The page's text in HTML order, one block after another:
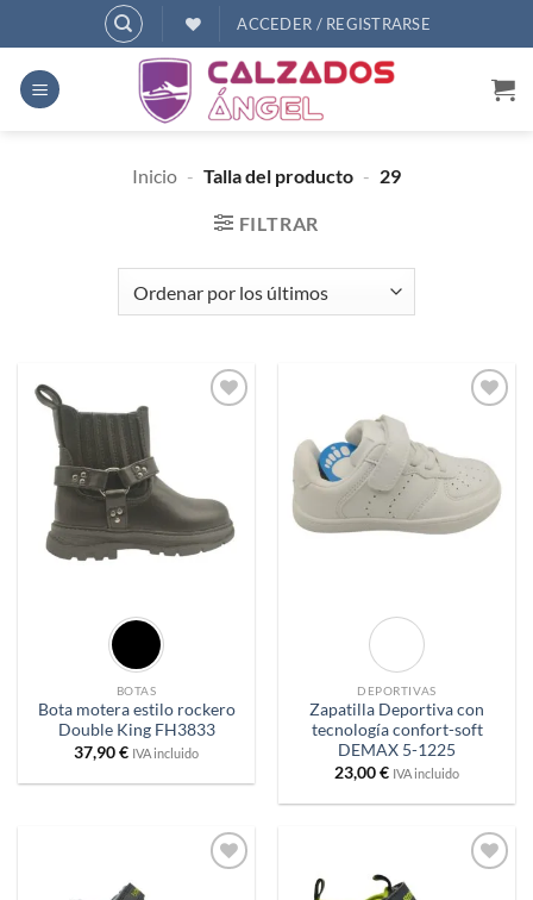
al
contenido
ACCEDER / REGISTRARSE
Inicio - Talla del producto - 29
FILTRAR
BOTAS
Bota motera estilo rockero
Double King FH3833
37,90€ IVA incluido
deseos
DEPORTIVAS
Zapatilla Deportiva con
tecnología confort-soft
DEMAX 5-1225
23,00€ IVA incluido